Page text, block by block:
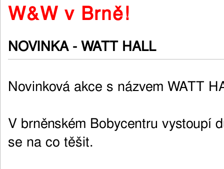
W&W v Brně!
NOVINKA - WATT HALL
Novinková akce s názvem WATT
V brněnském Bobycentru vystoupí
se na co těšit.